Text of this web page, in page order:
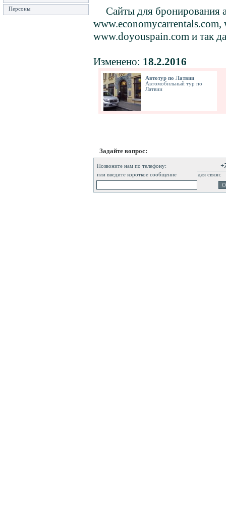
Персоны
Сайты для бронирования
www.doyouspain.com и так
Изменено: 18.2.2016
Автотур по Латвии
Автомобильный тур по
Латвии
Задайте вопрос:
Позвоните нам по телефону:
или введите короткое сообщение для связи: